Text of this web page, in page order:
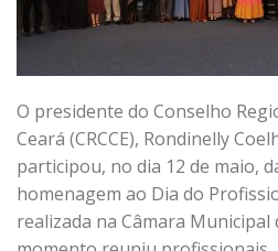
O presidente do Conselho
Ceará (CRCCE), Rondinelly
participou, no dia 12 de maio,
homenagem ao Dia do
realizada na Câmara Municipal